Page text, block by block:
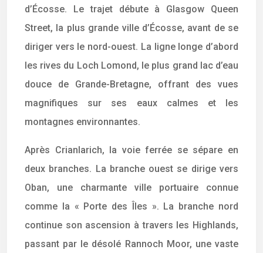
d’Écosse. Le trajet débute à Glasgow Queen
Street, la plus grande ville d’Écosse, avant de se
diriger vers le nord-ouest. La ligne longe d’abord
les rives du Loch Lomond, le plus grand lac d’eau
douce de Grande-Bretagne, offrant des vues
magnifiques sur ses eaux calmes et les
montagnes environnantes.
Après Crianlarich, la voie ferrée se sépare en
deux branches. La branche ouest se dirige vers
Oban, une charmante ville portuaire connue
comme la « Porte des Îles ». La branche nord
continue son ascension à travers les Highlands,
passant par le désolé Rannoch Moor, une vaste